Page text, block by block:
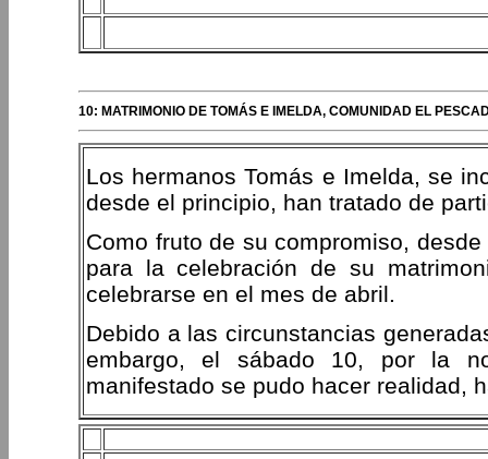
10: MATRIMONIO DE TOMÁS E IMELDA, COMUNIDAD EL
Los hermanos Tomás e Imelda, se
desde el principio, han tratado de
Como fruto de su compromiso,
para la celebración de su
celebrarse en el mes de abril.
Debido a las circunstancias
embargo, el sábado 10, por la
manifestado se pudo hacer realidad,